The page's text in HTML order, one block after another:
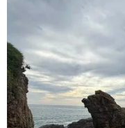
vừa lưu hương
24/03/2022 03:09
Tương tự như nước
nay hầu như không
biết cách chăm chút
lại một trải nghiệm